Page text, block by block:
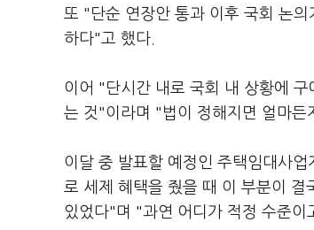
또 "단순 연장안 통과 이후 국회 논
하다"고 했다.
이어 "단시간 내로 국회 내 상황에
는 것"이라며 "법이 정해지면 얼마든
이달 중 발표할 예정인 주택임대사
로 세제 혜택을 줬을 때 이 부분이 결
있었다"며 "과연 어디가 적정 수준이